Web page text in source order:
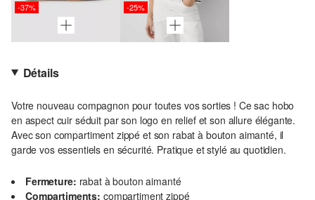
-37% -25%
Détails
Votre nouveau compagnon pour toutes vos sorties ! Ce sac hobo
en aspect cuir séduit par son logo en relief et son allure élégante.
Avec son compartiment zippé et son rabat à bouton aimanté, il
garde vos essentiels en sécurité. Pratique et stylé au quotidien.
Fermeture: rabat à bouton aimanté
Compartiments: compartiment zippé